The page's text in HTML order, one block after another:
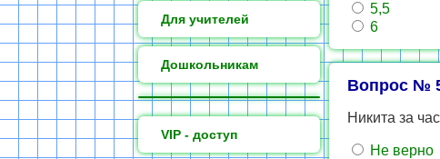
Для учителей
Дошкольникам
VIP - доступ
5,5
6
Вопрос №
Никита за
Не верно